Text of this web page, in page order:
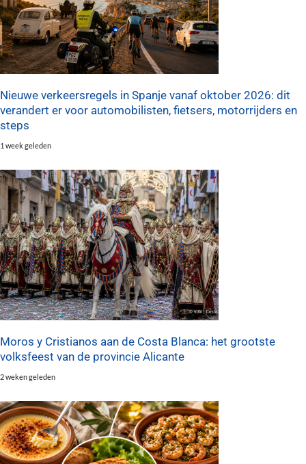
Nieuwe verkeersregels in Spanje vanaf oktober 2026: dit
verandert er voor automobilisten, fietsers, motorrijders en
steps
1 week geleden
Moros y Cristianos aan de Costa Blanca: het grootste
volksfeest van de provincie Alicante
2 weken geleden